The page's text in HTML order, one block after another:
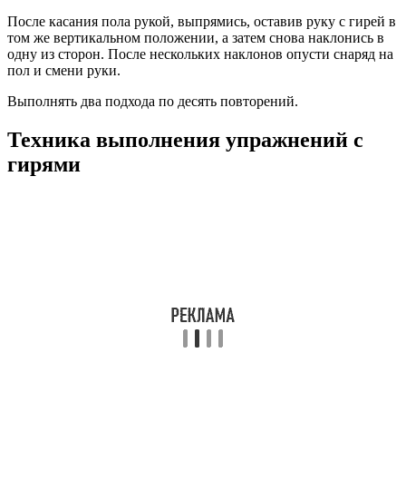
После касания пола рукой, выпрямись, оставив руку с гирей в
том же вертикальном положении, а затем снова наклонись в
одну из сторон. После нескольких наклонов опусти снаряд на
пол и смени руки.
Выполнять два подхода по десять повторений.
Техника выполнения упражнений с
гирями